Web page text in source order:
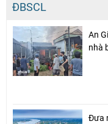
ĐBSCL
An
nhà
Đưa